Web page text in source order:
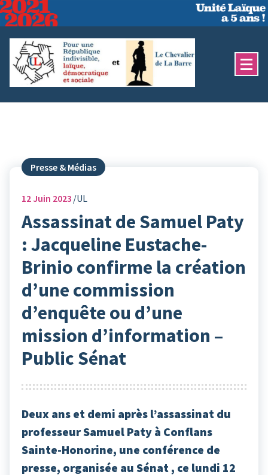
Aller
au
contenu
Presse & Médias
12Juin 2023 UL
Assassinat de Samuel Paty
: Jacqueline Eustache-
Brinio confirme la création
d’une commission
d’enquête ou d’une
mission d’information –
Public Sénat
Deux ans et demi après l’assassinat du
professeur Samuel Paty à Conflans
Sainte-Honorine, une conférence de
presse, organisée au Sénat , ce lundi 12